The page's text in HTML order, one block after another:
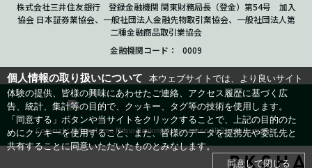
株式会社三井住友銀行 登録金融機関 関東財務局長（登金）第54号 加入
協会 日本証券業協会、一般社団法人金融先物取引業協会、一般社団法人第
二種金融商品取引業協会
金融機関コード
0009
Copyright © Sumitomo Mitsui Banking Corporation.All Rights Reserved.
個人情報の取り扱いについて
本ウェブサイトでは、より良いサイト
体験の提供、皆様の興味にあわせたご連絡、アクセス履歴に基づく広
告、統計、集計等の目的で、クッキー、タグ等の技術を使用します。
「同意する」ボタンや当サイトをクリックすることで、上記の目的のた
めにクッキーを使用すること、また、皆様のデータを提携先や委託先と
共有することに同意いただいたものとみなします。
同意して閉じる